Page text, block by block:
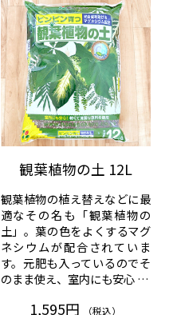
観葉植物の土 12L
観葉植物の植え替えなどに最
適なその名も「観葉植物の
土」。葉の色をよくするマグ
ネシウムが配合されていま
す。元肥も入っているのでそ
のまま使え、室内にも安心 …
1,595円 （税込）